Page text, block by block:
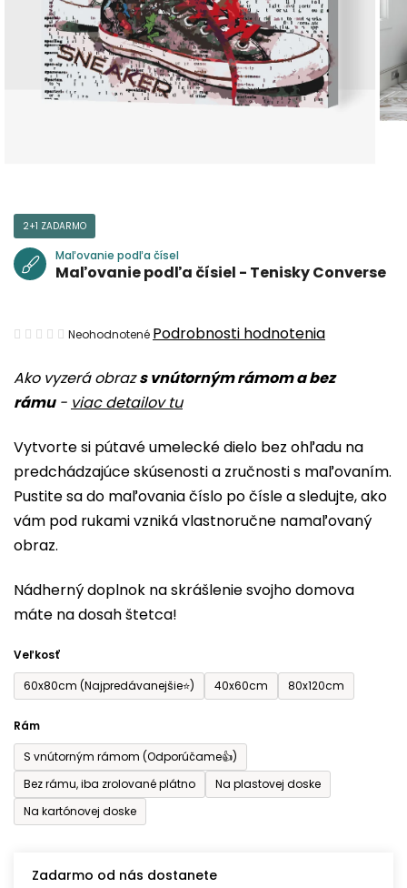
Ako vyzerá obrazs vnútorným rámom a bez
rámu- viac detailov tu
Vytvorte si pútavé umelecké dielo bez ohľadu na
predchádzajúce skúsenosti a zručnosti s maľovaním.
Pustite sa do maľovania číslo po čísle a sledujte, ako
vám pod rukami vzniká vlastnoručne namaľovaný
obraz.
Nádherný doplnok na skrášlenie svojho domova
máte na dosah štetca!
Veľkosť
60x80cm (Najpredávanejšie⭐)
40x60cm 80x120cm
Rám
S vnútorným rámom (Odporúčame👍)
Bez rámu, iba zrolované plátno
Na plastovej doske
Na kartónovej doske
Zadarmo od nás dostanete
2+1 ZADARMO
Maľovanie podľa čísel
Maľovanie podľa čísiel - Tenisky Converse
Priemerné
produktu
je
z
5
hviezdičiek.
Neohodnotené Podrobnosti hodnotenia